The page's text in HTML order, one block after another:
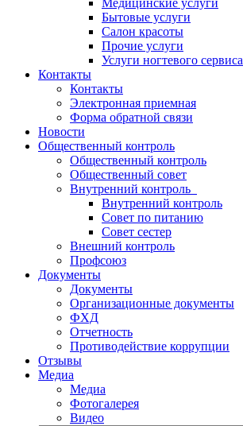
Медицинские услуги
Бытовые услуги
Салон красоты
Прочие услуги
Услуги ногтевого сервиса
Контакты
Контакты
Электронная приемная
Форма обратной связи
Новости
Общественный контроль
Общественный контроль
Общественный совет
Внутренний контроль
Внутренний контроль
Совет по питанию
Совет сестер
Внешний контроль
Профсоюз
Документы
Документы
Организационные документы
ФХД
Отчетность
Противодействие коррупции
Отзывы
Медиа
Медиа
Фотогалерея
Видео